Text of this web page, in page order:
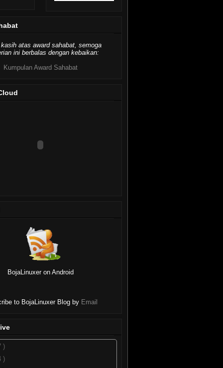
kasih atas award sahabat, semoga
ini berbalas dengan kebaikan:
Kumpulan Award Sahabat
BojaLinuxer on Android
to BojaLinuxer Blog by Email
)
)